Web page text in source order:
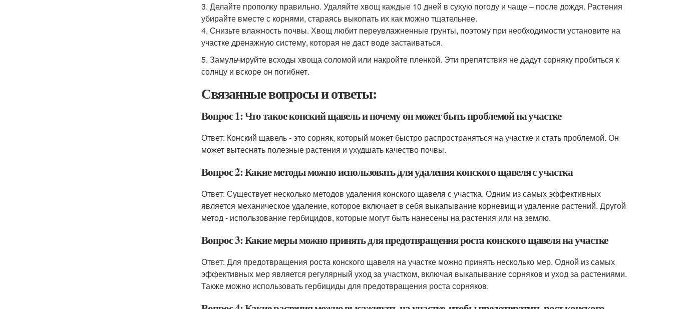
3. Делайте прополку правильно. Удаляйте хвощ каждые 10 дней в сухую погоду и чаще – после дождя. Растения
убирайте вместе с корнями, стараясь выкопать их как можно тщательнее.
4. Снизьте влажность почвы. Хвощ любит переувлажненные грунты, поэтому при необходимости установите на
участке дренажную систему, которая не даст воде застаиваться.
5. Замульчируйте всходы хвоща соломой или накройте пленкой. Эти препятствия не дадут сорняку пробиться к
солнцу и вскоре он погибнет.
Связанные вопросы и ответы:
Вопрос 1: Что такое конский щавель и почему он может быть проблемой на участке
Ответ: Конский щавель - это сорняк, который может быстро распространяться на участке и стать проблемой. Он
может вытеснять полезные растения и ухудшать качество почвы.
Вопрос 2: Какие методы можно использовать для удаления конского щавеля с участка
Ответ: Существует несколько методов удаления конского щавеля с участка. Одним из самых эффективных
является механическое удаление, которое включает в себя выкапывание корневищ и удаление растений. Другой
метод - использование гербицидов, которые могут быть нанесены на растения или на землю.
Вопрос 3: Какие меры можно принять для предотвращения роста конского щавеля на участке
Ответ: Для предотвращения роста конского щавеля на участке можно принять несколько мер. Одной из самых
эффективных мер является регулярный уход за участком, включая выкапывание сорняков и уход за растениями.
Также можно использовать гербициды для предотвращения роста сорняков.